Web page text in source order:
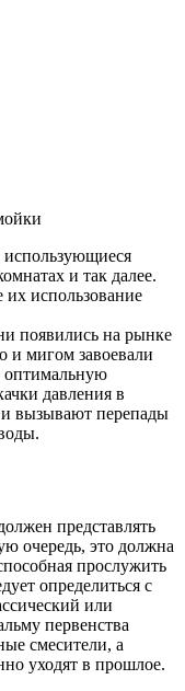
использующиеся
и так далее.
использование
появились на рынке
и мигом завоевали
оптимальную
давления в
и вызывают перепады
представлять
очередь, это должна
прослужить
определиться с
или
первенства
смесители, а
уходят в прошлое.